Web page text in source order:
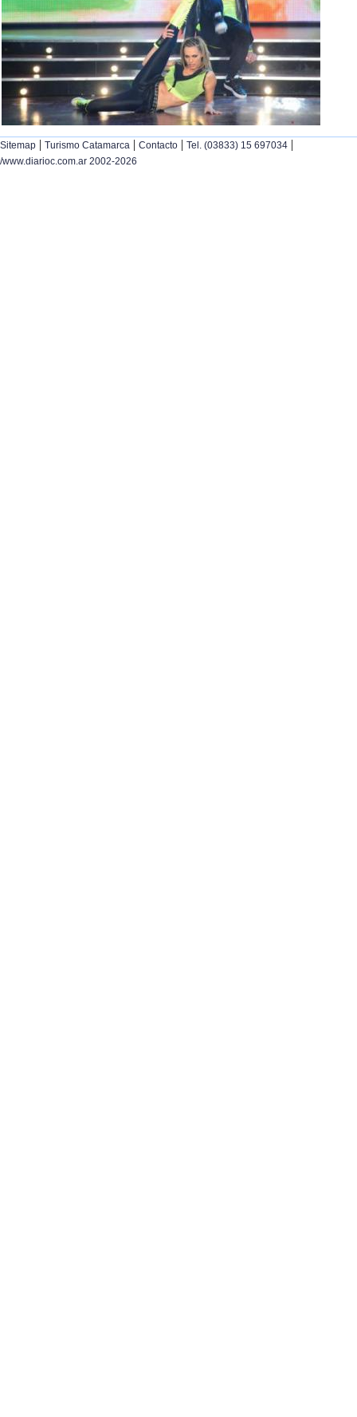
Sitemap | Turismo Catamarca | Contacto | Tel. (03833) 15 697034 |
/www.diarioc.com.ar 2002-2026